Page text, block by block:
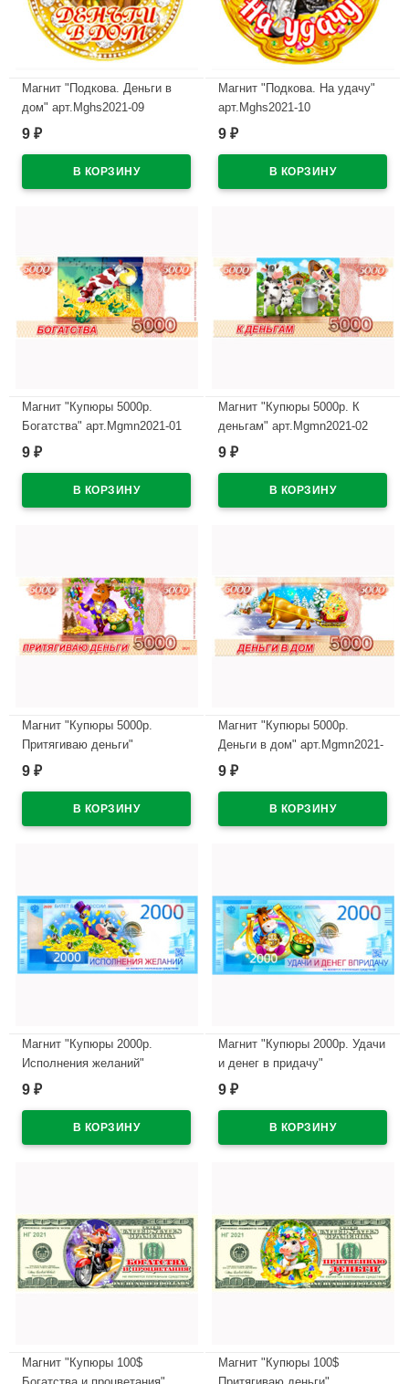
Магнит "Подкова. Деньги в
дом" арт.Mghs2021-09
9 ₽
Магнит "Подкова. На удачу"
арт.Mghs2021-10
9 ₽
Магнит "Купюры 5000р.
Богатства" арт.Mgmn2021-01
9 ₽
Магнит "Купюры 5000р. К
деньгам" арт.Mgmn2021-02
9 ₽
Магнит "Купюры 5000р.
Притягиваю деньги"
арт.Mgmn2021-03
9 ₽
Магнит "Купюры 5000р.
Деньги в дом" арт.Mgmn2021-
04
9 ₽
Магнит "Купюры 2000р.
Исполнения желаний"
арт.Mgmn2021-05
9 ₽
Магнит "Купюры 2000р. Удачи
и денег в придачу"
арт.Mgmn2021-06
9 ₽
Магнит "Купюры 100$
Магнит "Купюры 100$